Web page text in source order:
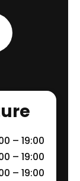
– 19:00
– 19:00
– 19:00